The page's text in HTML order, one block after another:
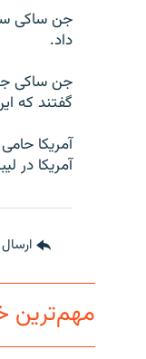
برنامه‌های رادیویی
چندرسانه‌ای
گزارش‌های ویدئویی
جن ساکی
داد.
جن ساکی
گفتند که
آمريکا در
ارسال
مهم‌ترین